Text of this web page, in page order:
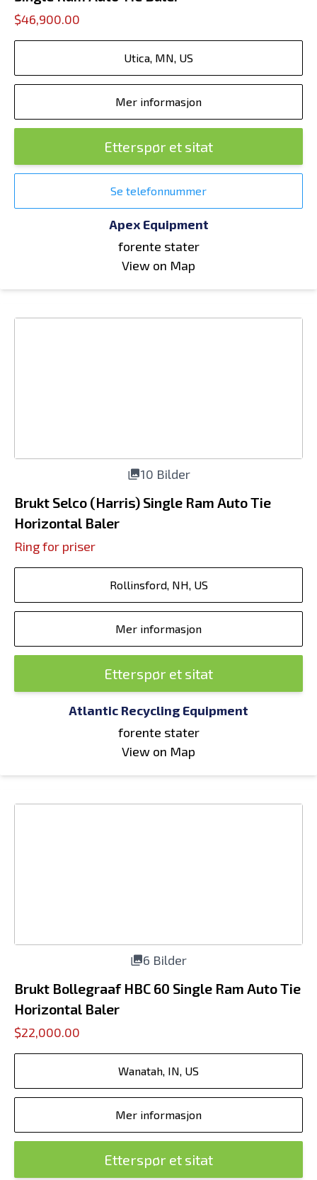
$46,900.00
Utica, MN, US
Mer informasjon
Etterspør et sitat
Se telefonnummer
Apex Equipment
forente stater
View on Map
10 Bilder
Brukt Selco (Harris) Single Ram Auto Tie
Horizontal Baler
Ring for priser
Rollinsford, NH, US
Mer informasjon
Etterspør et sitat
Atlantic Recycling Equipment
forente stater
View on Map
6 Bilder
Brukt Bollegraaf HBC 60 Single Ram Auto Tie
Horizontal Baler
$22,000.00
Wanatah, IN, US
Mer informasjon
Etterspør et sitat